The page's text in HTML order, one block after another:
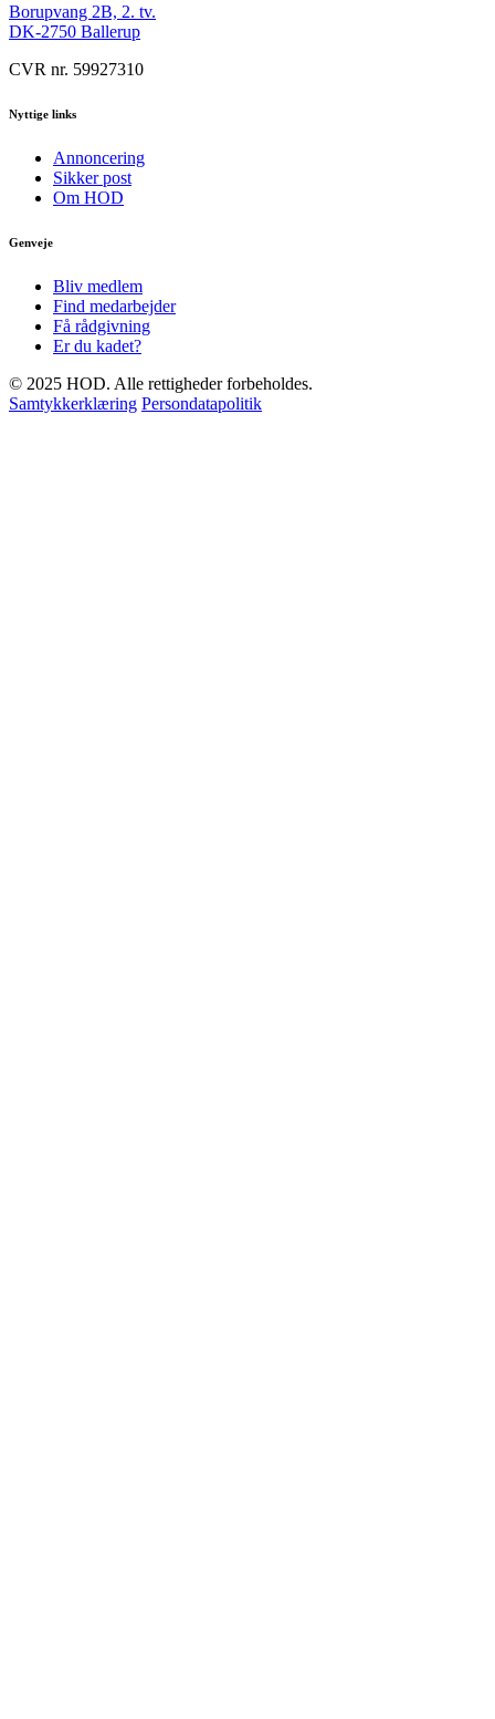
Borupvang 2B, 2. tv.
DK-2750 Ballerup
CVR nr. 59927310
Nyttige links
Annoncering
Sikker post
Om HOD
Genveje
Bliv medlem
Find medarbejder
Få rådgivning
Er du kadet?
© 2025 HOD. Alle rettigheder forbeholdes.
Samtykkerklæring Persondatapolitik